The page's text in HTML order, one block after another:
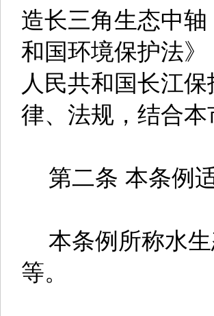
造长三角生态中
和国环境保护法
人民共和国长江
律、法规，结合
第二条 本条例
本条例所称水
等。